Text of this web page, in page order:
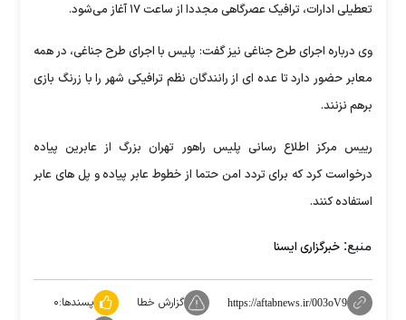
تعطیلی ادارات، ترافیک عصرگاهی مجددا از ساعت ۱۷ آغاز می‌شود.
وی درباره اجرای طرح جناغی نیز گفت: پلیس با اجرای طرح جناغی، در همه
معابر حضور دارد تا عده ای از رانندگان نظم ترافیکی شهر را با زرنگ بازی
برهم نزنند.
رییس مرکز اطلاع رسانی پلیس راهور تهران بزرگ از عابرین پیاده
درخواست کرد که برای تردد امن حتما از خطوط عابر پیاده و پل های عابر
استفاده کنند.
منبع: خبرگزاری ایسنا
https://aftabnews.ir/003oV9 گزارش خطا پسندها:۰